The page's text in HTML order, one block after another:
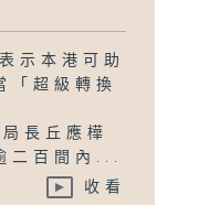
示本港可助
「超級轉換
長丘應樺
二百間內...
收看